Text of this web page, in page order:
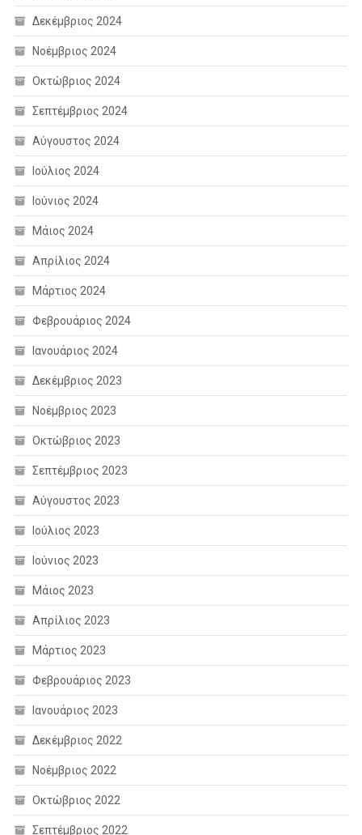
Δεκέμβριος 2024
Νοέμβριος 2024
Οκτώβριος 2024
Σεπτέμβριος 2024
Αύγουστος 2024
Ιούλιος 2024
Ιούνιος 2024
Μάιος 2024
Απρίλιος 2024
Μάρτιος 2024
Φεβρουάριος 2024
Ιανουάριος 2024
Δεκέμβριος 2023
Νοέμβριος 2023
Οκτώβριος 2023
Σεπτέμβριος 2023
Αύγουστος 2023
Ιούλιος 2023
Ιούνιος 2023
Μάιος 2023
Απρίλιος 2023
Μάρτιος 2023
Φεβρουάριος 2023
Ιανουάριος 2023
Δεκέμβριος 2022
Νοέμβριος 2022
Οκτώβριος 2022
Σεπτέμβριος 2022